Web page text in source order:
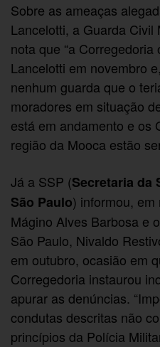
Sobre as ameaças
Lancelotti, a Guarda
nota que “a
Lancelotti em novembro
nenhum guarda que o
moradores em situação
está em andamento e os
região da Mooca estão
Já a SSP (Secretaria da
São Paulo) informou,
Mágino Alves Barbosa e
São Paulo, Nivaldo
em outubro, ocasião em
Corregedoria instaurou
apurar as denúncias.
condutas descritas não
princípios da Polícia